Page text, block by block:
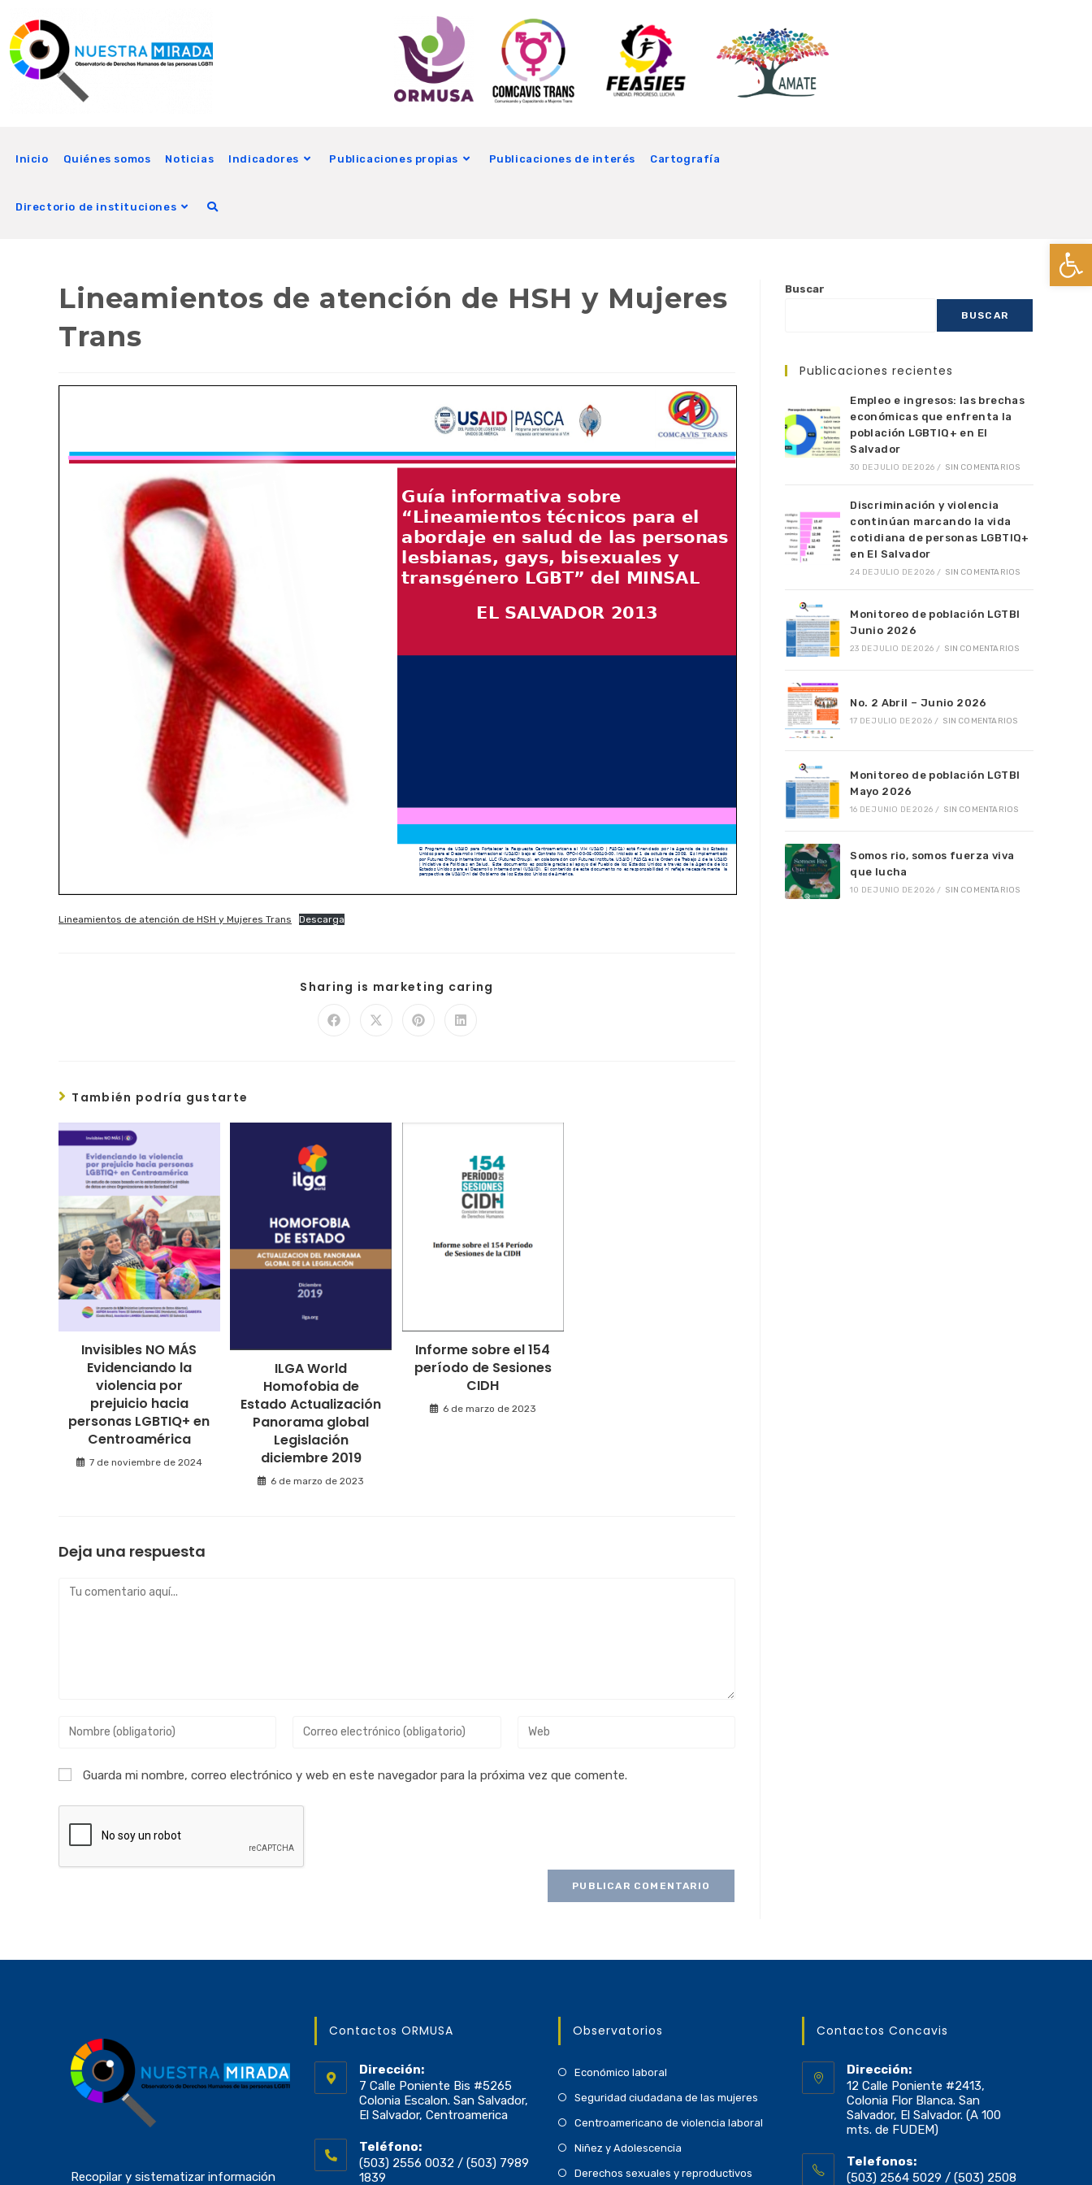
Inicio Quiénes somos Noticias Indicadores Publicaciones propias Publicaciones de interés Cartografía
Directorio de instituciones
Lineamientos de atención de HSH y Mujeres
Trans
Lineamientos de atención de HSH y Mujeres Trans Descarga
Sharing is marketing caring
También podría gustarte
Invisibles NO MÁS
Evidenciando la
violencia por
prejuicio hacia
personas LGBTIQ+ en
Centroamérica
7 de noviembre de 2024
ILGA World
Homofobia de
Estado Actualización
Panorama global
Legislación
diciembre 2019
6 de marzo de 2023
Informe sobre el 154
período de Sesiones
CIDH
6 de marzo de 2023
Deja una respuesta
Guarda mi nombre, correo electrónico y web en este navegador para la próxima vez que comente.
Buscar
BUSCAR
Publicaciones recientes
Empleo e ingresos: las brechas
económicas que enfrenta la
población LGBTIQ+ en El
Salvador
30 DE JULIO DE 2026 / SIN COMENTARIOS
Discriminación y violencia
continúan marcando la vida
cotidiana de personas LGBTIQ+
en El Salvador
24 DE JULIO DE 2026 / SIN COMENTARIOS
Monitoreo de población LGTBI
Junio 2026
23 DE JULIO DE 2026 / SIN COMENTARIOS
No. 2 Abril – Junio 2026
17 DE JULIO DE 2026 / SIN COMENTARIOS
Monitoreo de población LGTBI
Mayo 2026
16 DE JUNIO DE 2026 / SIN COMENTARIOS
Somos rio, somos fuerza viva
que lucha
10 DE JUNIO DE 2026 / SIN COMENTARIOS
Recopilar y sistematizar información
Contactos ORMUSA
Dirección:
7 Calle Poniente Bis #5265
Colonia Escalon. San Salvador,
El Salvador, Centroamerica
Teléfono:
(503) 2556 0032 / (503) 7989
1839
Observatorios
Económico laboral
Seguridad ciudadana de las mujeres
Centroamericano de violencia laboral
Niñez y Adolescencia
Derechos sexuales y reproductivos
Contactos Concavis
Dirección:
12 Calle Poniente #2413,
Colonia Flor Blanca. San
Salvador, El Salvador. (A 100
mts. de FUDEM)
Telefonos:
(503) 2564 5029 / (503) 2508